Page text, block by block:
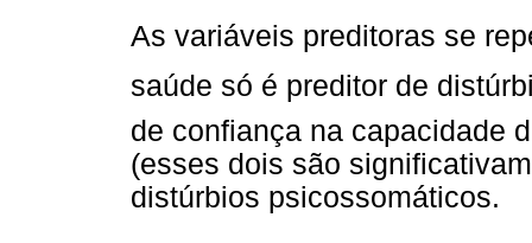
As variáveis preditoras se
saúde só é preditor de
de confiança na capacidade
(esses dois são
distúrbios psicossomáticos.